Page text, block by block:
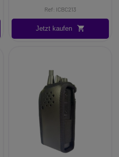
Ref: ICBC213
Jetzt kaufen